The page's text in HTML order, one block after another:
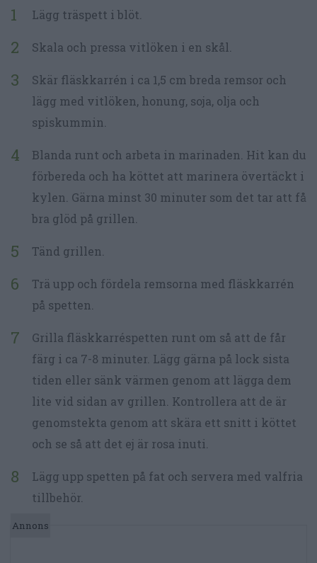
Lägg träspett i blöt.
Skala och pressa vitlöken i en skål.
Skär fläskkarrén i ca 1,5 cm breda remsor och
lägg med vitlöken, honung, soja, olja och
spiskummin.
Blanda runt och arbeta in marinaden. Hit kan du
förbereda och ha köttet att marinera övertäckt i
kylen. Gärna minst 30 minuter som det tar att få
bra glöd på grillen.
Tänd grillen.
Trä upp och fördela remsorna med fläskkarrén
på spetten.
Grilla fläskkarréspetten runt om så att de får
färg i ca 7-8 minuter. Lägg gärna på lock sista
tiden eller sänk värmen genom att lägga dem
lite vid sidan av grillen. Kontrollera att de är
genomstekta genom att skära ett snitt i köttet
och se så att det ej är rosa inuti.
Lägg upp spetten på fat och servera med valfria
tillbehör.